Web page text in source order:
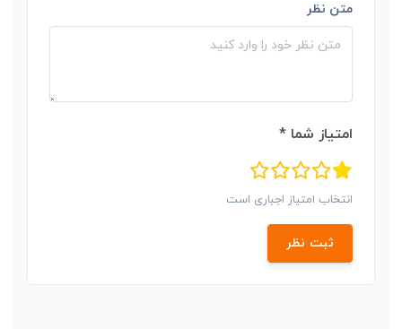
متن نظر
امتیاز شما *
انتخاب امتیاز اجباری است
ثبت نظر